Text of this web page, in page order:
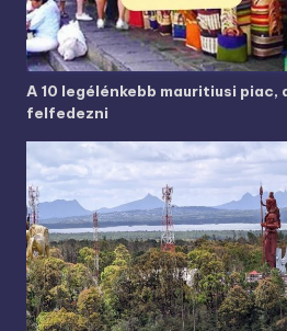
A 10 legélénkebb mauritiusi piac,
felfedezni